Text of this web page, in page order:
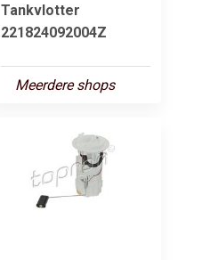
Tankvlotter
221824092004Z
Meerdere shops